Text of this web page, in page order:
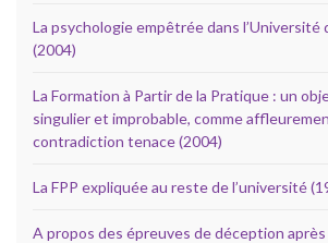
La psychologie empêtrée dans l’Université
(2004)
La Formation à Partir de la Pratique : un
singulier et improbable, comme
contradiction tenace (2004)
La FPP expliquée au reste de l’université
A propos des épreuves de déception après